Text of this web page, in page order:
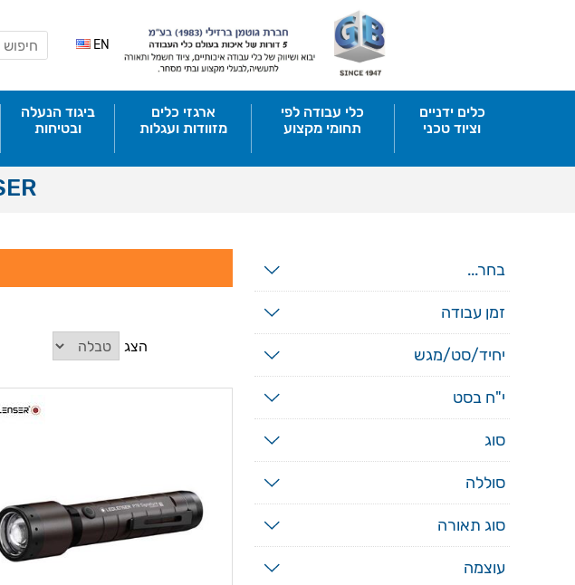
EN
כלים ידניים
וציוד טכני
כלי עבודה לפי
תחומי מקצוע
ארגזי כלים
מזוודות ועגלות
ביגוד הנעלה
ובטיחות
הצג
בחר...
זמן עבודה
יחיד/סט/מגש
י"ח בסט
סוג
סוללה
סוג תאורה
עוצמה